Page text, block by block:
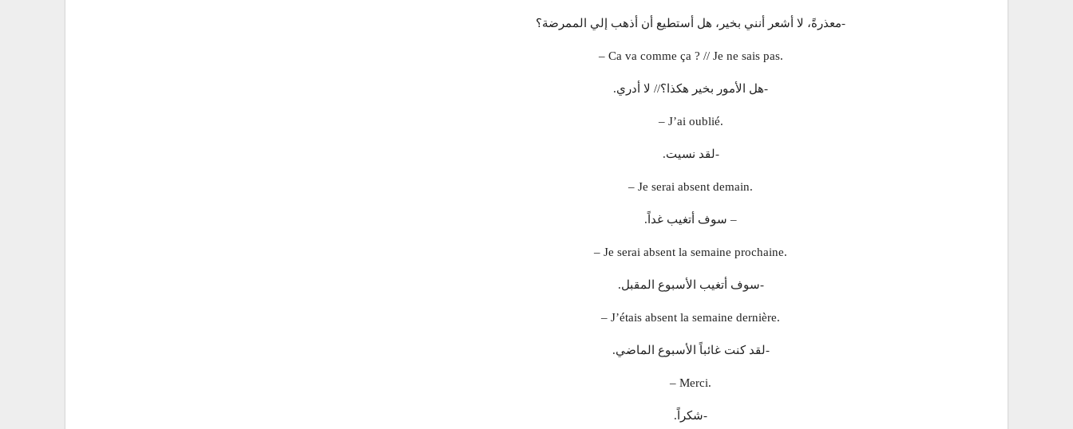
-معذرةً، لا أشعر أنني بخير، هل أستطيع أن أذهب إلي الممرضة؟
– Ca va comme ça ? // Je ne sais pas.
-هل الأمور بخير هكذا؟// لا أدري.
– J’ai oublié.
-لقد نسيت.
– Je serai absent demain.
– سوف أتغيب غداً.
– Je serai absent la semaine prochaine.
-سوف أتغيب الأسبوع المقبل.
– J’étais absent la semaine dernière.
-لقد كنت غائباً الأسبوع الماضي.
– Merci.
-شكراً.